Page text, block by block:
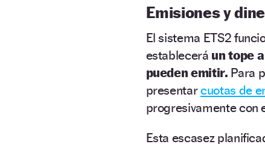
Emisiones y
El sistema ETS2
establecerá un tope
pueden emitir. Para
presentarcuotas de
progresivamente con
Esta escasez